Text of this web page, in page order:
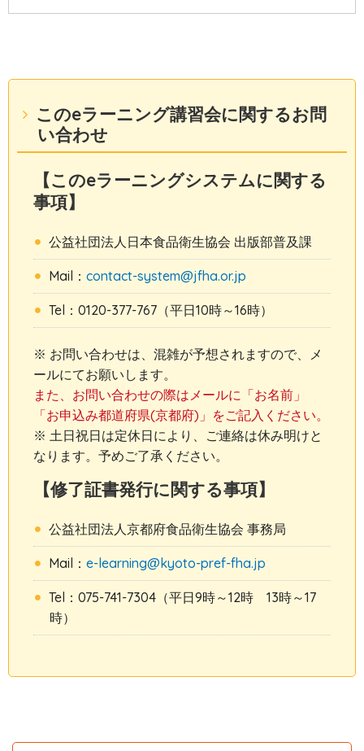
このeラーニング講習会に関するお問
い合わせ
【このeラーニングシステムに関する
事項】
公益社団法人日本食品衛生協会 出版部普及課
Mail： contact-system@jfha.or.jp
Tel：0120-377-767（平日10時～16時）
※ お問い合わせは、混雑が予想されますので、メ
ールにてお願いします。
また、お問い合わせの際はメールに「お名前」
「お申込み都道府県(京都府)」をご記入ください。
※ 土日祝日は定休日により、ご連絡は休み明けと
なります。予めご了承ください。
【修了証書発行に関する事項】
公益社団法人京都府食品衛生協会 事務局
Mail： e-learning@kyoto-pref-fha.jp
Tel：075-741-7304（平日9時～12時 13時～17
時）